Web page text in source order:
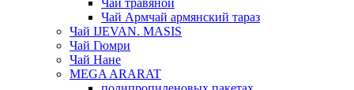
Чай травяной
Чай Армчай армянский тараз
Чай IJEVAN. MASIS
Чай Гюмри
Чай Нане
MEGA ARARAT